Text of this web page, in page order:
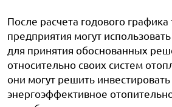
После расчета годового графика
предприятия могут
для принятия обоснованных
относительно своих систем
они могут решить инвестировать
энергоэффективное